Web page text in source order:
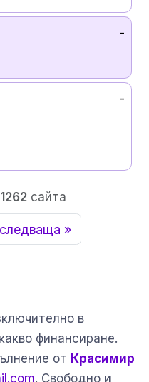
-
-
1262 сайта
следваща »
в
финансиране.
от Красимир
. Свободно и